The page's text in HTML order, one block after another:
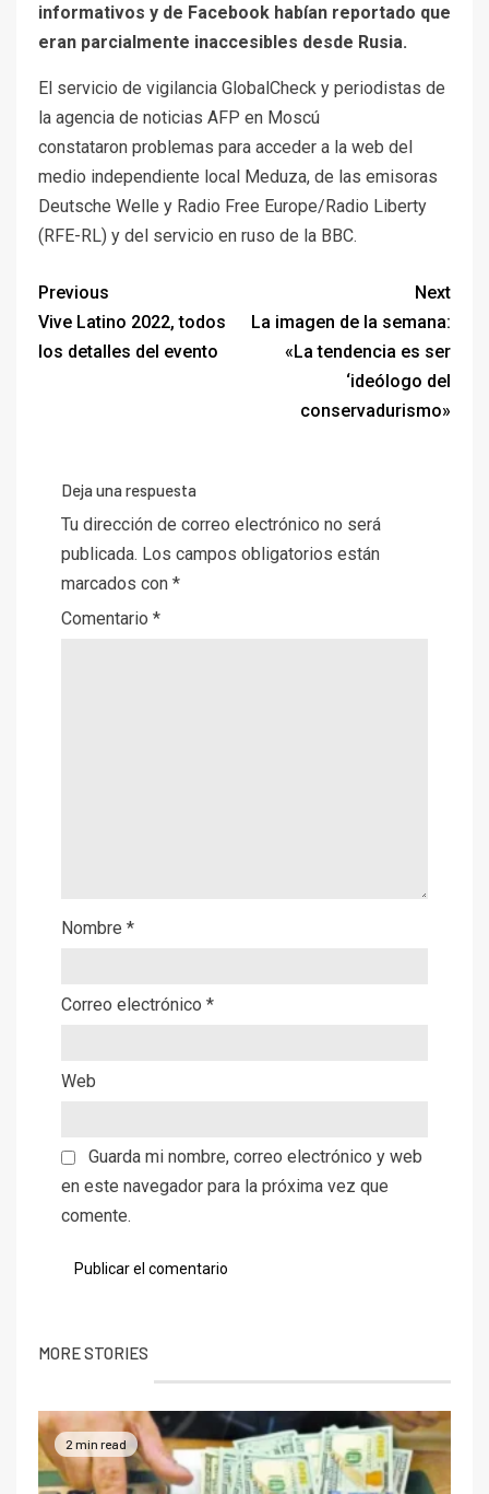
informativos y de Facebook habían reportado que
eran parcialmente inaccesibles desde Rusia.
El servicio de vigilancia GlobalCheck y periodistas de
la agencia de noticias AFP en Moscú
constataron problemas para acceder a la web del
medio independiente local Meduza, de las emisoras
Deutsche Welle y Radio Free Europe/Radio Liberty
(RFE-RL) y del servicio en ruso de la BBC.
Previous
Vive Latino 2022, todos
los detalles del evento
Next
La imagen de la semana:
«La tendencia es ser
‘ideólogo del
conservadurismo»
Deja una respuesta
Tu dirección de correo electrónico no será
publicada. Los campos obligatorios están
marcados con *
Comentario *
Nombre *
Correo electrónico *
Web
Guarda mi nombre, correo electrónico y web
en este navegador para la próxima vez que
comente.
MORE STORIES
2 min read